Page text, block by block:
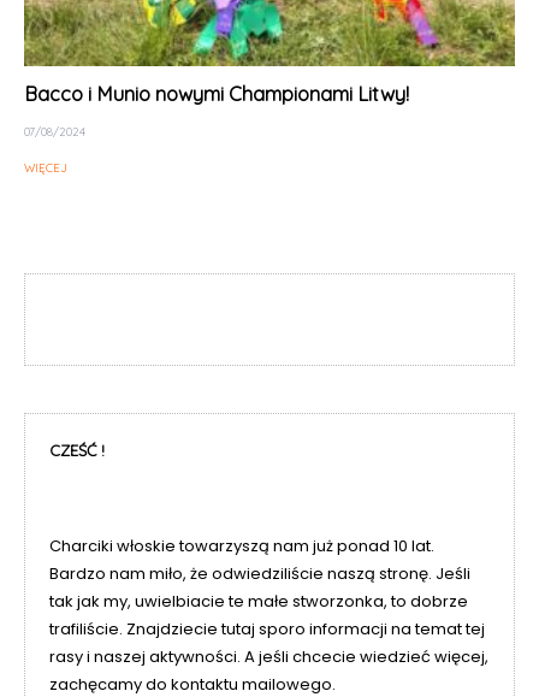
Bacco i Munio nowymi Championami Litwy!
07/08/2024
WIĘCEJ
CZEŚĆ !
Charciki włoskie towarzyszą nam już ponad 10 lat.
Bardzo nam miło, że odwiedziliście naszą stronę. Jeśli
tak jak my, uwielbiacie te małe stworzonka, to dobrze
trafiliście. Znajdziecie tutaj sporo informacji na temat tej
rasy i naszej aktywności. A jeśli chcecie wiedzieć więcej,
zachęcamy do kontaktu mailowego.